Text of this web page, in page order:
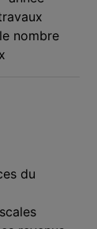
nombre
du